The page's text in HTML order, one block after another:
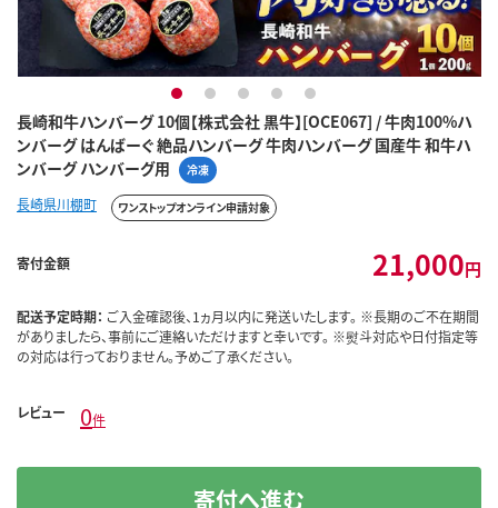
長崎和牛ハンバーグ 10個【株式会社 黒牛】[OCE067] / 牛肉100%ハ
ンバーグ はんばーぐ 絶品ハンバーグ 牛肉ハンバーグ 国産牛 和牛ハ
ンバーグ ハンバーグ用
冷凍
1 2 3 4 5
長崎県川棚町 ワンストップオンライン申請対象
寄付金額 21,000円
配送予定時期： ご入金確認後、1ヵ月以内に発送いたします。 ※長期のご不在期間
がありましたら、事前にご連絡いただけますと幸いです。 ※熨斗対応や日付指定等
の対応は行っておりません。予めご了承ください。
レビュー 0件
寄付へ進む